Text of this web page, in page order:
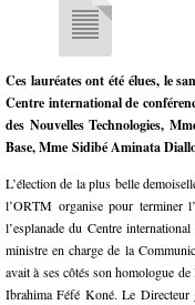
Ces lauréates ont été élues, le
Centre international de
des Nouvelles Technologies,
Base, Mme Sidibé Aminata
L’élection de la plus belle
l’ORTM organise pour terminer
l’esplanade du Centre
ministre en charge de la
avait à ses côtés son homologue
Ibrahima Féfé Koné. Le Directeur